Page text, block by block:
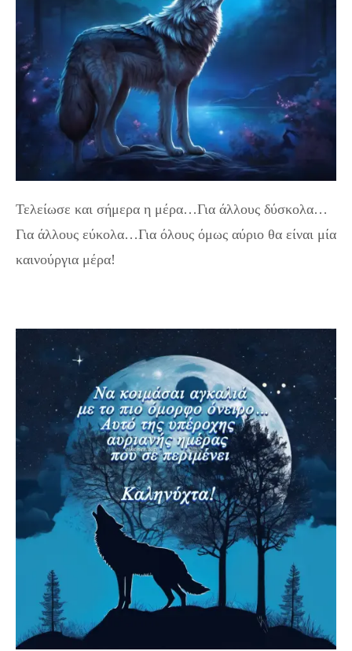
Τελείωσε και σήμερα η μέρα…Για άλλους δύσκολα…
Για άλλους εύκολα…Για όλους όμως αύριο θα είναι μία
καινούργια μέρα!